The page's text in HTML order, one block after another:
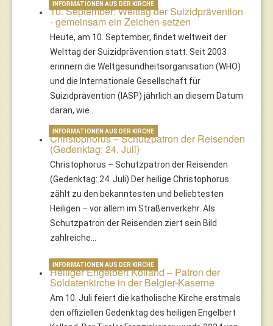
10. September: Welttag der Suizidprävention
- gemeinsam ein Zeichen setzen
Heute, am 10. September, findet weltweit der
Welttag der Suizidprävention statt. Seit 2003
erinnern die Weltgesundheitsorganisation (WHO)
und die Internationale Gesellschaft für
Suizidprävention (IASP) jährlich an diesem Datum
daran, wie…
INFORMATIONEN AUS DER KIRCHE
Christophorus – Schutzpatron der Reisenden
(Gedenktag: 24. Juli)
Christophorus – Schutzpatron der Reisenden
(Gedenktag: 24. Juli) Der heilige Christophorus
zählt zu den bekanntesten und beliebtesten
Heiligen – vor allem im Straßenverkehr. Als
Schutzpatron der Reisenden ziert sein Bild
zahlreiche…
INFORMATIONEN AUS DER KIRCHE
Heiliger Engelbert Kolland – Patron der
Soldatenkirche in der Belgier-Kaserne
Am 10. Juli feiert die katholische Kirche erstmals
den offiziellen Gedenktag des heiligen Engelbert
INFORMATIONEN AUS DER KIRCHE